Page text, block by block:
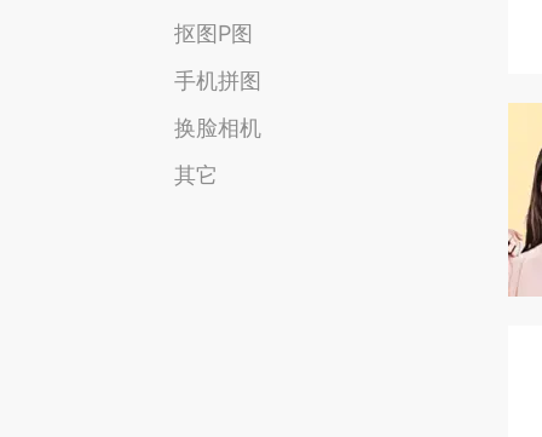
抠图P图
手机拼图
换脸相机
其它